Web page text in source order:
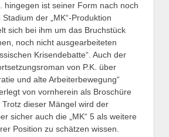
hingegen ist seiner Form nach noch
der „MK“-Produktion
sich bei ihm um das Bruchstück
noch nicht ausgearbeiteten
Krisendebatte“. Auch der
von P.K. über
und alte Arbeiterbewegung“
von vornherein als Broschüre
dieser Mängel wird der
sicher auch die „MK“ 5 als weitere
Position zu schätzen wissen.